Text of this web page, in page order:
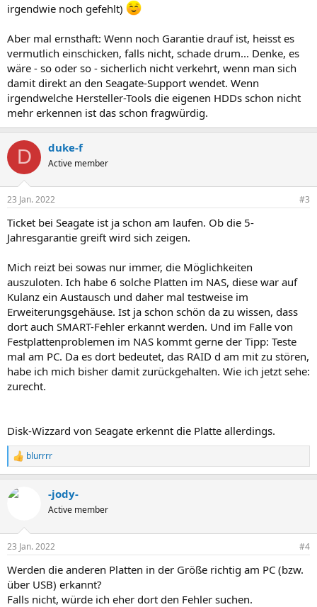
irgendwie noch gefehlt)
Aber mal ernsthaft: Wenn noch Garantie drauf ist, heisst es
vermutlich einschicken, falls nicht, schade drum... Denke, es
wäre - so oder so - sicherlich nicht verkehrt, wenn man sich
damit direkt an den Seagate-Support wendet. Wenn
irgendwelche Hersteller-Tools die eigenen HDDs schon nicht
mehr erkennen ist das schon fragwürdig.
D duke-f
Active member
23 Jan. 2022 #3
Ticket bei Seagate ist ja schon am laufen. Ob die 5-
Jahresgarantie greift wird sich zeigen.
Mich reizt bei sowas nur immer, die Möglichkeiten
auszuloten. Ich habe 6 solche Platten im NAS, diese war auf
Kulanz ein Austausch und daher mal testweise im
Erweiterungsgehäuse. Ist ja schon schön da zu wissen, dass
dort auch SMART-Fehler erkannt werden. Und im Falle von
Festplattenproblemen im NAS kommt gerne der Tipp: Teste
mal am PC. Da es dort bedeutet, das RAID d am mit zu stören,
habe ich mich bisher damit zurückgehalten. Wie ich jetzt sehe:
zurecht.
Disk-Wizzard von Seagate erkennt die Platte allerdings.
R
e
k
e
:
blurrrr
-jody-
Active member
23 Jan. 2022 #4
Werden die anderen Platten in der Größe richtig am PC (bzw.
über USB) erkannt?
Falls nicht, würde ich eher dort den Fehler suchen.